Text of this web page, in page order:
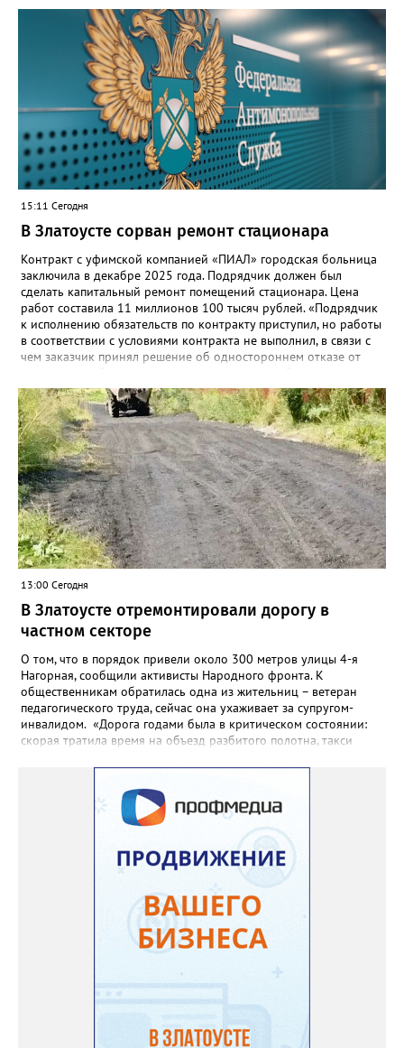
региональном министерстве образования. - Платформа ТОР
“Моя школа” объединит все школьные сервисы в единую
безопасную государственную экосистему. Предполагается, что
переход пройдёт максимально комфортно для пользователей».
Привычные функции - оценки, расписание, домашние задания,
связь с учителями, знакомые пользователям экосистемы
«Госуслуги Моя школа», не просто сохранятся, они будут
собраны в одном месте, подчеркнули в ведомстве. Причём в
этом случае переход на ТОР станет вообще незаметным.
15:11 Сегодня
В Златоусте сорван ремонт стационара
Контракт с уфимской компанией «ПИАЛ» городская больница
заключила в декабре 2025 года. Подрядчик должен был
сделать капитальный ремонт помещений стационара. Цена
работ составила 11 миллионов 100 тысяч рублей. «Подрядчик
к исполнению обязательств по контракту приступил, но работы
в соответствии с условиями контракта не выполнил, в связи с
чем заказчик принял решение об одностороннем отказе от
Челябинском УФАС. Антимонопольная служба приняла
решение включить ООО «ПИАЛ» в реестр недобросовестных
поставщиков. В чёрном списке уфимский подрядчик будет два
года.
13:00 Сегодня
В Златоусте отремонтировали дорогу в
частном секторе
О том, что в порядок привели около 300 метров улицы 4-я
Нагорная, сообщили активисты Народного фронта. К
общественникам обратилась одна из жительниц – ветеран
педагогического труда, сейчас она ухаживает за супругом-
инвалидом. «Дорога годами была в критическом состоянии:
скорая тратила время на объезд разбитого полотна, такси
однажды реанимация не смогла добраться до больного.
Жители писали в администрацию города и другие инстанции,
пытались ремонтировать дорогу своими силами – всё тщетно»,
– рассказали в ОНФ. Общественники подчеркнули: именно
они добились, чтобы участок разровняли и отсыпали. Для
этого потребовалось обратиться в мэрию Златоуста.